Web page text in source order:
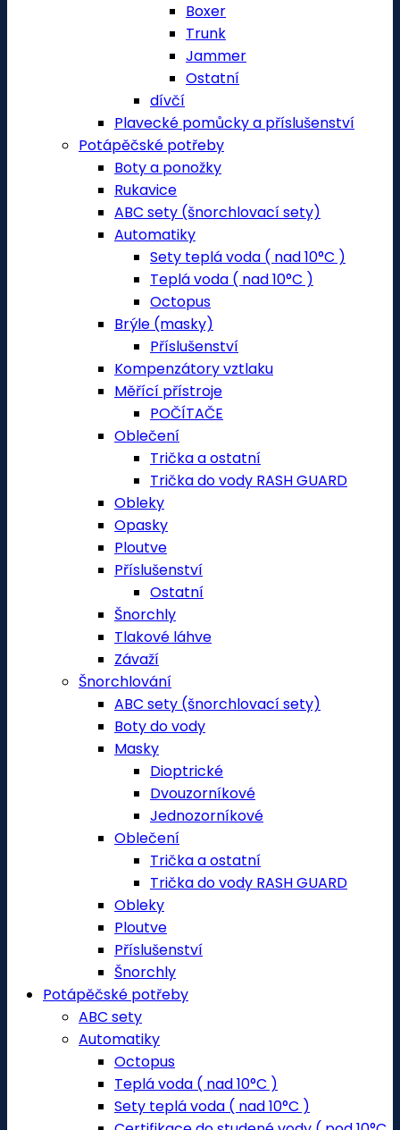
Boxer
Trunk
Jammer
Ostatní
dívčí
Plavecké pomůcky a příslušenství
Potápěčské potřeby
Boty a ponožky
Rukavice
ABC sety (šnorchlovací sety)
Automatiky
Sety teplá voda ( nad 10°C )
Teplá voda ( nad 10°C )
Octopus
Brýle (masky)
Příslušenství
Kompenzátory vztlaku
Měřící přístroje
POČÍTAČE
Oblečení
Trička a ostatní
Trička do vody RASH GUARD
Obleky
Opasky
Ploutve
Příslušenství
Ostatní
Šnorchly
Tlakové láhve
Závaží
Šnorchlování
ABC sety (šnorchlovací sety)
Boty do vody
Masky
Dioptrické
Dvouzorníkové
Jednozorníkové
Oblečení
Trička a ostatní
Trička do vody RASH GUARD
Obleky
Ploutve
Příslušenství
Šnorchly
Potápěčské potřeby
ABC sety
Automatiky
Octopus
Teplá voda ( nad 10°C )
Sety teplá voda ( nad 10°C )